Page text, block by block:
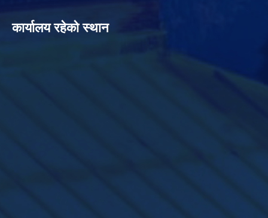
कार्यालय रहेको स्थान